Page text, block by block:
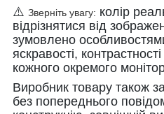
⚠️ Зверніть увагу: колір
відрізнятися від
зумовлено
яскравості,
кожного окремого
Виробник товару також
без попереднього